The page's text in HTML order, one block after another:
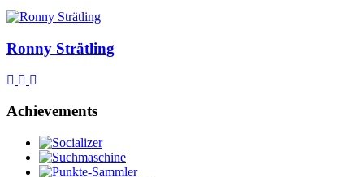
Ronny Strätling
Subscribe to updates from author
Unsubscribe to updates from author
Achievements